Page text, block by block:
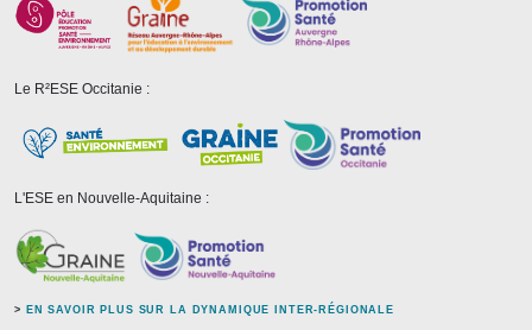
Le R²ESE Occitanie :
L'ESE en Nouvelle-Aquitaine :
> EN SAVOIR PLUS SUR LA DYNAMIQUE INTER-RÉGIONALE